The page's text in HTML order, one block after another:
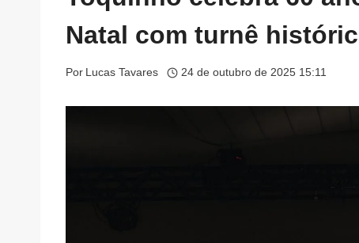
Natal com turnê
Por Lucas Tavares 24 de outubro de 2025 15:11